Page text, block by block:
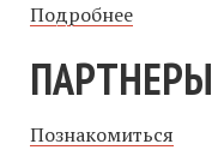
Подробнее
ПАРТНЕРЫ
Познакомиться